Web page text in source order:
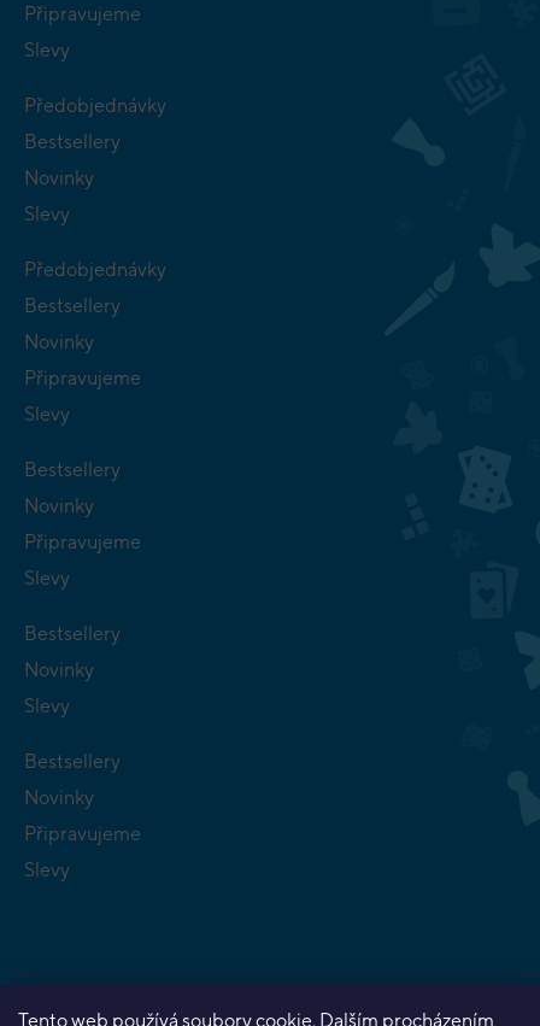
Tento web používá soubory cookie. Dalším procházením
Připravujeme
Slevy
Předobjednávky
Bestsellery
Novinky
Slevy
Předobjednávky
Bestsellery
Novinky
Připravujeme
Slevy
Bestsellery
Novinky
Připravujeme
Slevy
Bestsellery
Novinky
Slevy
Bestsellery
Novinky
Připravujeme
Slevy